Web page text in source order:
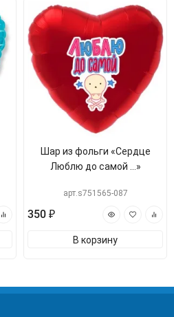
Шар из фольги «Сердце
Люблю до самой …»
арт.s751565-087
350 ₽
В корзину